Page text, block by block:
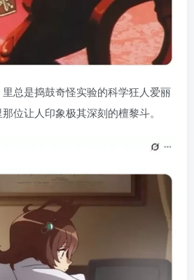
总是捣鼓奇怪实验的科学狂人爱丽
位让人印象极其深刻的檀黎斗。